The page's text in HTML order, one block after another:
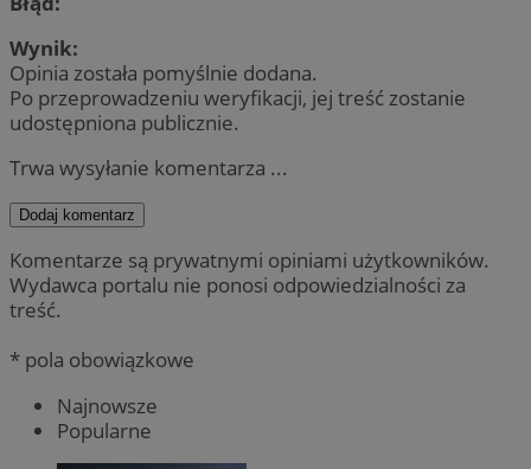
Wynik:
Opinia została pomyślnie dodana.
Po przeprowadzeniu weryfikacji, jej treść zostanie
udostępniona publicznie.
Trwa wysyłanie komentarza ...
Dodaj komentarz
Komentarze są prywatnymi opiniami użytkowników.
Wydawca portalu nie ponosi odpowiedzialności za
treść.
* pola obowiązkowe
Najnowsze
Popularne